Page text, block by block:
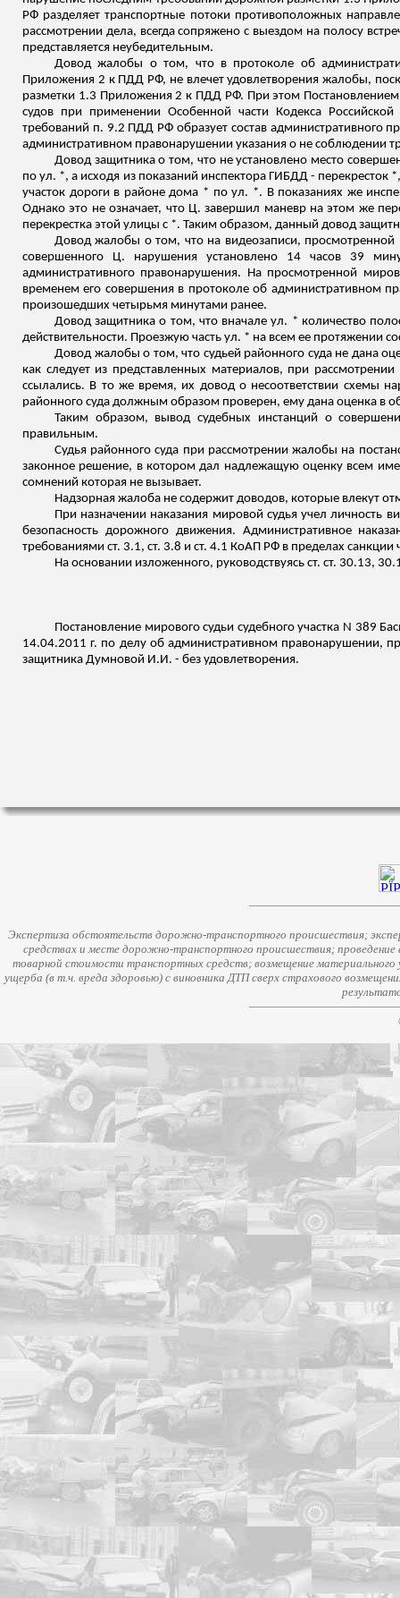
РФ разделяет транспортные потоки противоположных
рассмотрении дела, всегда сопряжено с выездом на полосу
представляется неубедительным.
Довод жалобы о том, что в протоколе об
Приложения 2 к ПДД РФ, не влечет удовлетворения жалобы,
разметки 1.3 Приложения 2 к ПДД РФ. При этом
судов при применении Особенной части Кодекса
требований п. 9.2 ПДД РФ образует состав административного
административном правонарушении указания о не соблюдении
Довод защитника о том, что не установлено место
по ул. *, а исходя из показаний инспектора ГИБДД - перекресток
участок дороги в районе дома * по ул. *. В показаниях же
Однако это не означает, что Ц. завершил маневр на этом же
перекрестка этой улицы с *. Таким образом, данный довод
Довод жалобы о том, что на видеозаписи,
совершенного Ц. нарушения установлено 14 часов 39
административного правонарушения. На просмотренной
временем его совершения в протоколе об административном
произошедших четырьмя минутами ранее.
Довод защитника о том, что вначале ул. * количество
действительности. Проезжую часть ул. * на всем ее
Довод жалобы о том, что судьей районного суда не дана
как следует из представленных материалов, при
ссылались. В то же время, их довод о несоответствии схемы
районного суда должным образом проверен, ему дана оценка в
Таким образом, вывод судебных инстанций о
правильным.
Судья районного суда при рассмотрении жалобы на
законное решение, в котором дал надлежащую оценку всем
сомнений которая не вызывает.
Надзорная жалоба не содержит доводов, которые влекут
При назначении наказания мировой судья учел личность
безопасность дорожного движения. Административное
требованиями ст. 3.1, ст. 3.8 и ст. 4.1 КоАП РФ в пределах
На основании изложенного, руководствуясь ст. ст. 30.13,
Постановление мирового судьи судебного участка N 389
14.04.2011 г. по делу об административном правонарушении,
защитника Думновой И.И. - без удовлетворения.
Экспертиза обстоятельств дорожно-транспортного происшествия;
средствах и месте дорожно-транспортного происшествия;
товарной стоимости транспортных средств; возмещение
ущерба (в т.ч. вреда здоровью) с виновника ДТП сверх страхового